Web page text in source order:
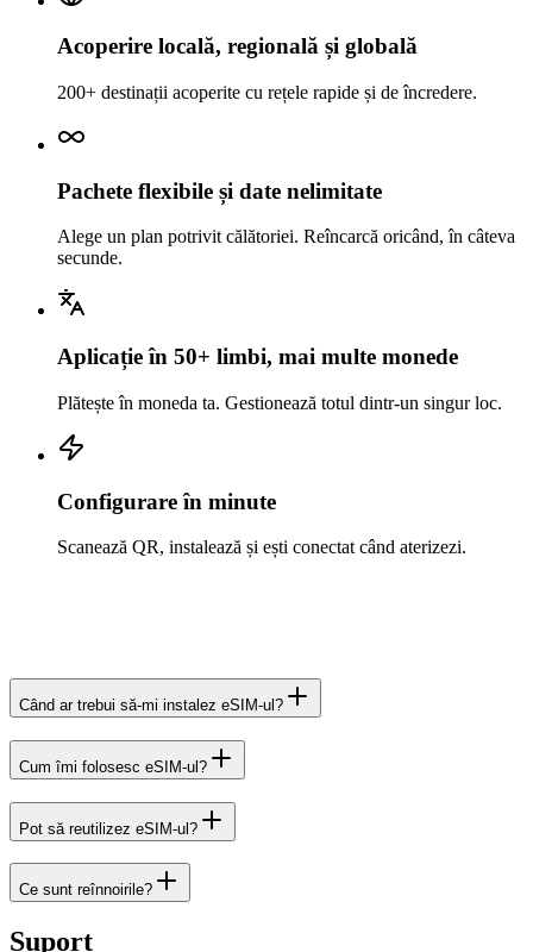
Acoperire locală, regională și globală
200+ destinații acoperite cu rețele rapide și de încredere.
Pachete flexibile și date nelimitate
Alege un plan potrivit călătoriei. Reîncarcă oricând, în câteva
secunde.
Aplicație în 50+ limbi, mai multe monede
Plătește în moneda ta. Gestionează totul dintr-un singur loc.
Configurare în minute
Scanează QR, instalează și ești conectat când aterizezi.
Când ar trebui să-mi instalez eSIM-ul?
Cum îmi folosesc eSIM-ul?
Pot să reutilizez eSIM-ul?
Ce sunt reînnoirile?
Suport